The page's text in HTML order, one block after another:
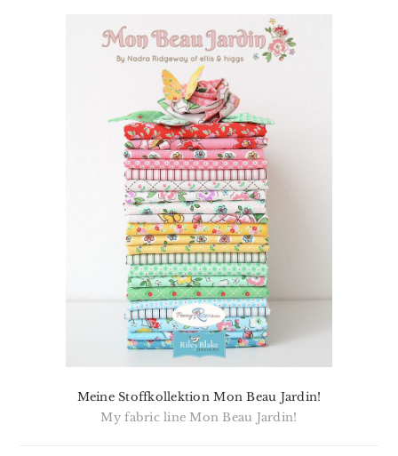
Meine Stoffkollektion Mon Beau Jardin!
My fabric line Mon Beau Jardin!